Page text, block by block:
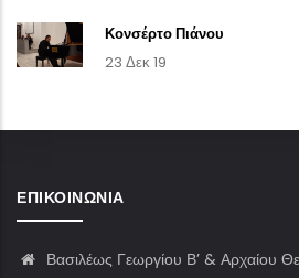
Κονσέρτο Πιάνου
23 Δεκ 19
ΕΠΙΚΟΙΝΩΝΊΑ
Βασιλέως Γεωργίου Β’ & Αρχαίου